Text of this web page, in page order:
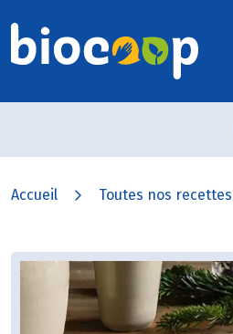
Accueil Toutes nos recettes